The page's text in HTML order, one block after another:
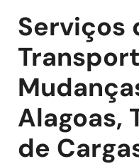
Serviços
Alagoas,
de